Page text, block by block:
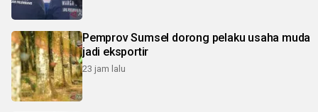
Pemprov Sumsel dorong pelaku usaha muda
jadi eksportir
23 jam lalu